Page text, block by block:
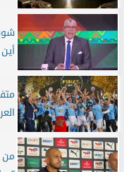
من